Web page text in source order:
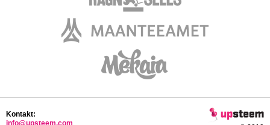
Kontakt:
info@upsteem.com